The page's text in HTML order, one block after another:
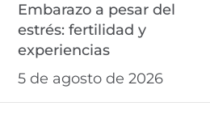
Embarazo a pesar del
estrés: fertilidad y
experiencias
5 de agosto de 2026